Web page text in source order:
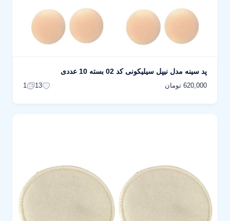
پد سینه مدل نیپل سیلیکونی کد 02 بسته 10 عددی
620,000 تومان 13
1